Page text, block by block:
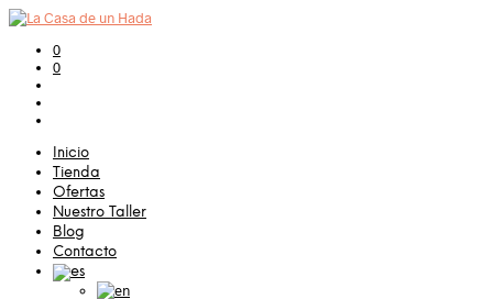
0
0
Inicio
Tienda
Ofertas
Nuestro Taller
Blog
Contacto